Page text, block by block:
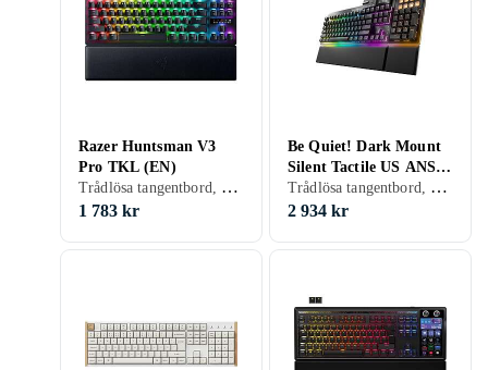
Razer Huntsman V3
Pro TKL (EN)
Trådlösa tangentbord, Tangentbord med kabel, Gamingtangentbord, Mekaniskt, Engelsk, PC, SmartTV, TKL (tenkeyless/kompakt)
1 783 kr
Be Quiet! Dark Mount
Silent Tactile US ANSI
Kabel USB Mekaniskt
Tangentbord RGB LED
Trådlösa tangentbord, Gamingtangentbord, Mekaniska tangentbord, Mekaniskt, Engelsk, Ergonomiskt
2 934 kr